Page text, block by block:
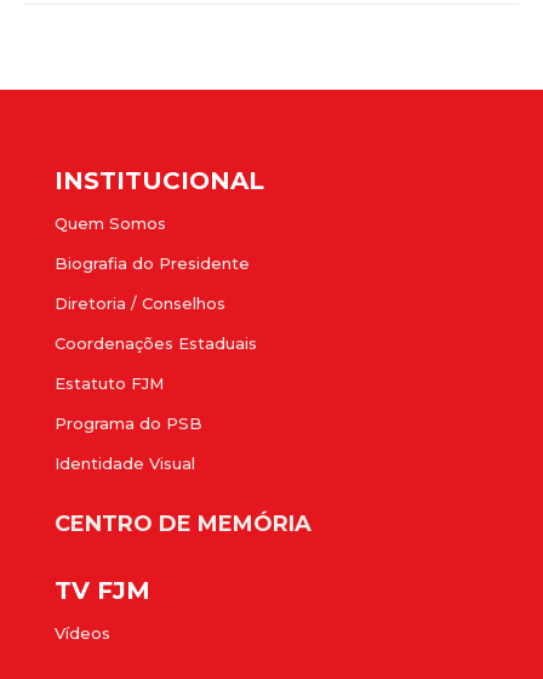
INSTITUCIONAL
Quem Somos
Biografia do Presidente
Diretoria / Conselhos
Coordenações Estaduais
Estatuto FJM
Programa do PSB
Identidade Visual
CENTRO DE MEMÓRIA
TV FJM
Vídeos